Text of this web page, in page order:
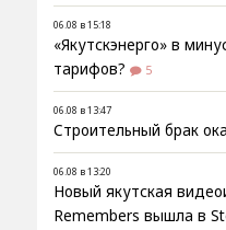
06.08 в 15:18
«Якутскэнерго» в
тарифов?
5
06.08 в 13:47
Строительный брак
06.08 в 13:20
Новый якутская
Remembers вышла в